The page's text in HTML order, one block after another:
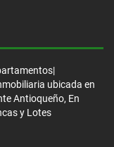
ubicada en
Antioqueño, En
y Lotes